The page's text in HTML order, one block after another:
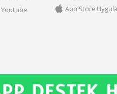
Youtube
App Store